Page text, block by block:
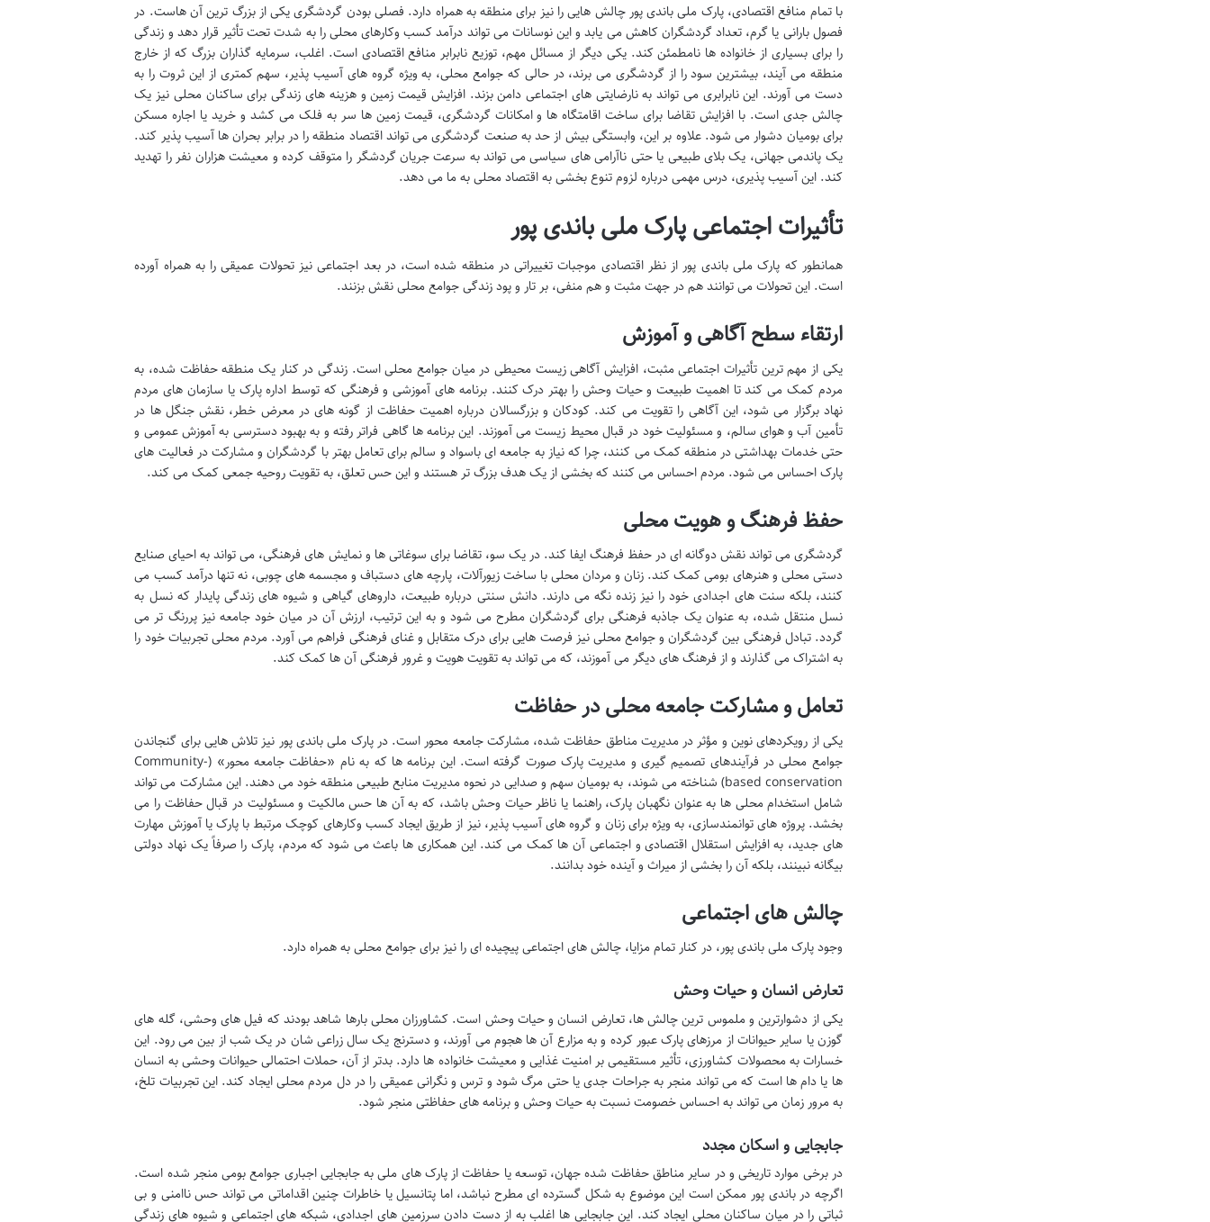
با تمام منافع اقتصادی، پارک ملی باندی پور چالش هایی را نیز برای منطقه به همراه دارد. فصلی بودن گردشگری یکی از بزرگ ترین آن هاست. در
فصول بارانی یا گرم، تعداد گردشگران کاهش می یابد و این نوسانات می تواند درآمد کسب وکارهای محلی را به شدت تحت تأثیر قرار دهد و زندگی
را برای بسیاری از خانواده ها نامطمئن کند. یکی دیگر از مسائل مهم، توزیع نابرابر منافع اقتصادی است. اغلب، سرمایه گذاران بزرگ که از خارج
منطقه می آیند، بیشترین سود را از گردشگری می برند، در حالی که جوامع محلی، به ویژه گروه های آسیب پذیر، سهم کمتری از این ثروت را به
دست می آورند. این نابرابری می تواند به نارضایتی های اجتماعی دامن بزند. افزایش قیمت زمین و هزینه های زندگی برای ساکنان محلی نیز یک
چالش جدی است. با افزایش تقاضا برای ساخت اقامتگاه ها و امکانات گردشگری، قیمت زمین ها سر به فلک می کشد و خرید یا اجاره مسکن
برای بومیان دشوار می شود. علاوه بر این، وابستگی بیش از حد به صنعت گردشگری می تواند اقتصاد منطقه را در برابر بحران ها آسیب پذیر کند.
یک پاندمی جهانی، یک بلای طبیعی یا حتی ناآرامی های سیاسی می تواند به سرعت جریان گردشگر را متوقف کرده و معیشت هزاران نفر را تهدید
کند. این آسیب پذیری، درس مهمی درباره لزوم تنوع بخشی به اقتصاد محلی به ما می دهد.
تأثیرات اجتماعی پارک ملی باندی پور
همانطور که پارک ملی باندی پور از نظر اقتصادی موجبات تغییراتی در منطقه شده است، در بعد اجتماعی نیز تحولات عمیقی را به همراه آورده
است. این تحولات می توانند هم در جهت مثبت و هم منفی، بر تار و پود زندگی جوامع محلی نقش بزنند.
ارتقاء سطح آگاهی و آموزش
یکی از مهم ترین تأثیرات اجتماعی مثبت، افزایش آگاهی زیست محیطی در میان جوامع محلی است. زندگی در کنار یک منطقه حفاظت شده، به
مردم کمک می کند تا اهمیت طبیعت و حیات وحش را بهتر درک کنند. برنامه های آموزشی و فرهنگی که توسط اداره پارک یا سازمان های مردم
نهاد برگزار می شود، این آگاهی را تقویت می کند. کودکان و بزرگسالان درباره اهمیت حفاظت از گونه های در معرض خطر، نقش جنگل ها در
تأمین آب و هوای سالم، و مسئولیت خود در قبال محیط زیست می آموزند. این برنامه ها گاهی فراتر رفته و به بهبود دسترسی به آموزش عمومی و
حتی خدمات بهداشتی در منطقه کمک می کنند، چرا که نیاز به جامعه ای باسواد و سالم برای تعامل بهتر با گردشگران و مشارکت در فعالیت های
پارک احساس می شود. مردم احساس می کنند که بخشی از یک هدف بزرگ تر هستند و این حس تعلق، به تقویت روحیه جمعی کمک می کند.
حفظ فرهنگ و هویت محلی
گردشگری می تواند نقش دوگانه ای در حفظ فرهنگ ایفا کند. در یک سو، تقاضا برای سوغاتی ها و نمایش های فرهنگی، می تواند به احیای صنایع
دستی محلی و هنرهای بومی کمک کند. زنان و مردان محلی با ساخت زیورآلات، پارچه های دستباف و مجسمه های چوبی، نه تنها درآمد کسب می
کنند، بلکه سنت های اجدادی خود را نیز زنده نگه می دارند. دانش سنتی درباره طبیعت، داروهای گیاهی و شیوه های زندگی پایدار که نسل به
نسل منتقل شده، به عنوان یک جاذبه فرهنگی برای گردشگران مطرح می شود و به این ترتیب، ارزش آن در میان خود جامعه نیز پررنگ تر می
گردد. تبادل فرهنگی بین گردشگران و جوامع محلی نیز فرصت هایی برای درک متقابل و غنای فرهنگی فراهم می آورد. مردم محلی تجربیات خود را
به اشتراک می گذارند و از فرهنگ های دیگر می آموزند، که می تواند به تقویت هویت و غرور فرهنگی آن ها کمک کند.
تعامل و مشارکت جامعه محلی در حفاظت
یکی از رویکردهای نوین و مؤثر در مدیریت مناطق حفاظت شده، مشارکت جامعه محور است. در پارک ملی باندی پور نیز تلاش هایی برای گنجاندن
جوامع محلی در فرآیندهای تصمیم گیری و مدیریت پارک صورت گرفته است. این برنامه ها که به نام «حفاظت جامعه محور» (Community-
based conservation) شناخته می شوند، به بومیان سهم و صدایی در نحوه مدیریت منابع طبیعی منطقه خود می دهند. این مشارکت می تواند
شامل استخدام محلی ها به عنوان نگهبان پارک، راهنما یا ناظر حیات وحش باشد، که به آن ها حس مالکیت و مسئولیت در قبال حفاظت را می
بخشد. پروژه های توانمندسازی، به ویژه برای زنان و گروه های آسیب پذیر، نیز از طریق ایجاد کسب وکارهای کوچک مرتبط با پارک یا آموزش مهارت
های جدید، به افزایش استقلال اقتصادی و اجتماعی آن ها کمک می کند. این همکاری ها باعث می شود که مردم، پارک را صرفاً یک نهاد دولتی
بیگانه نبینند، بلکه آن را بخشی از میراث و آینده خود بدانند.
چالش های اجتماعی
وجود پارک ملی باندی پور، در کنار تمام مزایا، چالش های اجتماعی پیچیده ای را نیز برای جوامع محلی به همراه دارد.
تعارض انسان و حیات وحش
یکی از دشوارترین و ملموس ترین چالش ها، تعارض انسان و حیات وحش است. کشاورزان محلی بارها شاهد بودند که فیل های وحشی، گله های
گوزن یا سایر حیوانات از مرزهای پارک عبور کرده و به مزارع آن ها هجوم می آورند، و دسترنج یک سال زراعی شان در یک شب از بین می رود. این
خسارات به محصولات کشاورزی، تأثیر مستقیمی بر امنیت غذایی و معیشت خانواده ها دارد. بدتر از آن، حملات احتمالی حیوانات وحشی به انسان
ها یا دام ها است که می تواند منجر به جراحات جدی یا حتی مرگ شود و ترس و نگرانی عمیقی را در دل مردم محلی ایجاد کند. این تجربیات تلخ،
به مرور زمان می تواند به احساس خصومت نسبت به حیات وحش و برنامه های حفاظتی منجر شود.
جابجایی و اسکان مجدد
در برخی موارد تاریخی و در سایر مناطق حفاظت شده جهان، توسعه یا حفاظت از پارک های ملی به جابجایی اجباری جوامع بومی منجر شده است.
اگرچه در باندی پور ممکن است این موضوع به شکل گسترده ای مطرح نباشد، اما پتانسیل یا خاطرات چنین اقداماتی می تواند حس ناامنی و بی
ثباتی را در میان ساکنان محلی ایجاد کند. این جابجایی ها اغلب به از دست دادن سرزمین های اجدادی، شبکه های اجتماعی و شیوه های زندگی